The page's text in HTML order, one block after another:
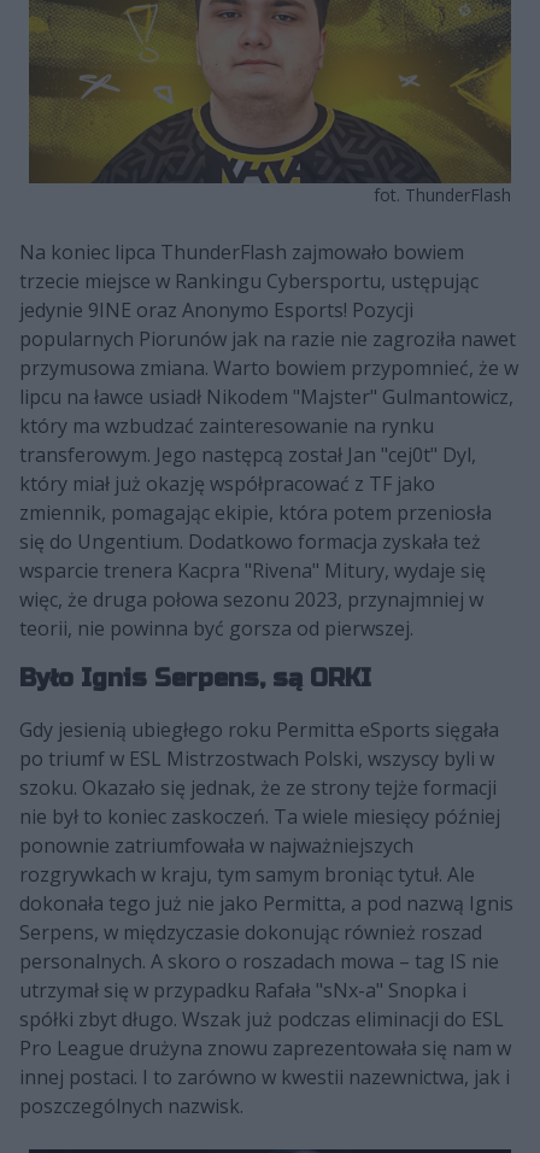
fot. ThunderFlash
Na koniec lipca ThunderFlash zajmowało bowiem
trzecie miejsce w Rankingu Cybersportu, ustępując
jedynie 9INE oraz Anonymo Esports! Pozycji
popularnych Piorunów jak na razie nie zagroziła nawet
przymusowa zmiana. Warto bowiem przypomnieć, że w
lipcu na ławce usiadł Nikodem "Majster" Gulmantowicz,
który ma wzbudzać zainteresowanie na rynku
transferowym. Jego następcą został Jan "cej0t" Dyl,
który miał już okazję współpracować z TF jako
zmiennik, pomagając ekipie, która potem przeniosła
się do Ungentium. Dodatkowo formacja zyskała też
wsparcie trenera Kacpra "Rivena" Mitury, wydaje się
więc, że druga połowa sezonu 2023, przynajmniej w
teorii, nie powinna być gorsza od pierwszej.
Było Ignis Serpens, są ORKI
Gdy jesienią ubiegłego roku Permitta eSports sięgała
po triumf w ESL Mistrzostwach Polski, wszyscy byli w
szoku. Okazało się jednak, że ze strony tejże formacji
nie był to koniec zaskoczeń. Ta wiele miesięcy później
ponownie zatriumfowała w najważniejszych
rozgrywkach w kraju, tym samym broniąc tytuł. Ale
dokonała tego już nie jako Permitta, a pod nazwą Ignis
Serpens, w międzyczasie dokonując również roszad
personalnych. A skoro o roszadach mowa – tag IS nie
utrzymał się w przypadku Rafała "sNx-a" Snopka i
spółki zbyt długo. Wszak już podczas eliminacji do ESL
Pro League drużyna znowu zaprezentowała się nam w
innej postaci. I to zarówno w kwestii nazewnictwa, jak i
poszczególnych nazwisk.